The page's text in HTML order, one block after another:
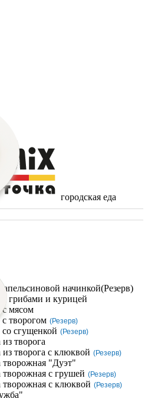
городская еда
начинкой(Резерв)
грибами и курицей
мясом
с творогом (Резерв)
сгущенкой (Резерв)
творога
из творога с клюквой (Резерв)
творожная "Дуэт"
творожная с грушей (Резерв)
творожная с клюквой (Резерв)